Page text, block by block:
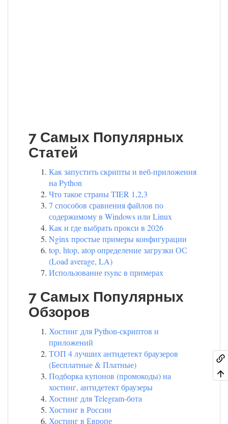
7 Самых Популярных
Статей
Как запустить скрипты и веб-приложения
на Python
Что такое страны TIER 1,2,3
7 способов сравнения файлов по
содержимому в Windows или Linux
Как и где выбрать прокси в 2026
Nginx простые примеры конфигурации
top, htop, atop определение загрузки ОС
(Load average, LA)
Использование rsync в примерах
7 Самых Популярных
Обзоров
Хостинг для Python-скриптов и
приложений
ТОП 4 лучших антидетект браузеров
(Бесплатные & Платные)
Подборка купонов (промокоды) на
хостинг, антидетект браузеры
Хостинг для Telegram-бота
Хостинг в России
Хостинг в Европе